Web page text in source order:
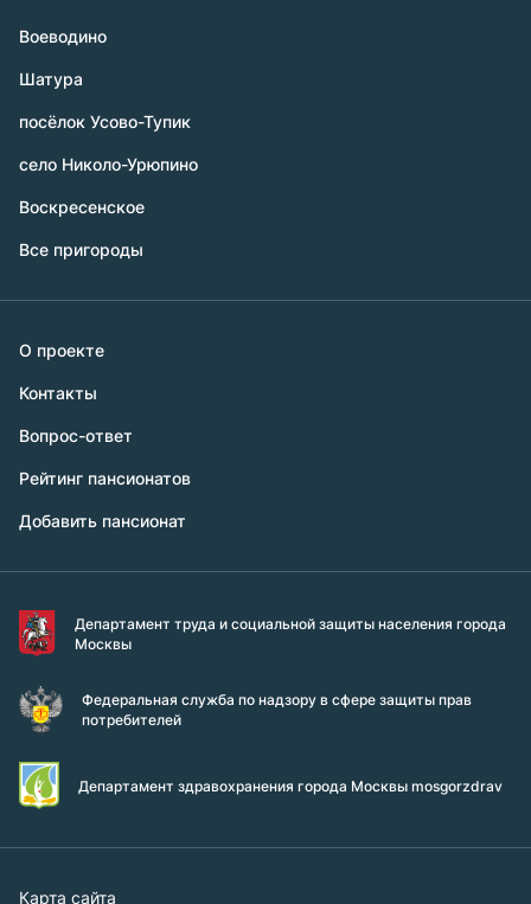
Воеводино
Шатура
посёлок Усово-Тупик
село Николо-Урюпино
Воскресенское
Все пригороды
О проекте
Контакты
Вопрос-ответ
Рейтинг пансионатов
Добавить пансионат
Департамент труда и социальной защиты населения города
Москвы
Федеральная служба по надзору в сфере защиты прав
потребителей
Департамент здравохранения города Москвы mosgorzdrav
Карта сайта